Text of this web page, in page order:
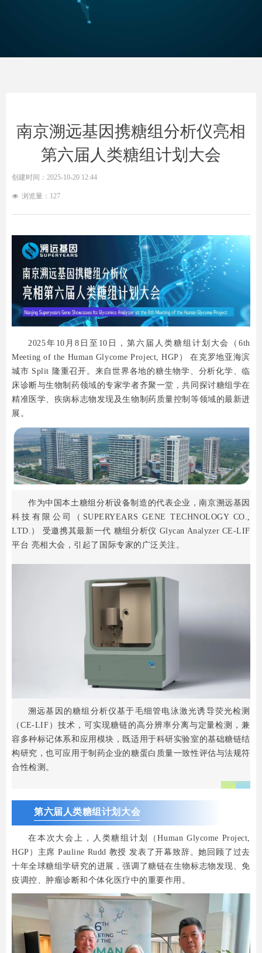
南京溯远基因携糖组分析仪亮相
第六届人类糖组计划大会
2025年10月8日至10日，第六届人类糖组计划大会（6th
Meeting of the Human Glycome Project, HGP） 在克罗地亚海滨
城市 Split 隆重召开。来自世界各地的糖生物学、分析化学、临
床诊断与生物制药领域的专家学者齐聚一堂，共同探讨糖组学在
精准医学、疾病标志物发现及生物制药质量控制等领域的最新进
展。
作为中国本土糖组分析设备制造的代表企业，南京溯远基因
科技有限公司（SUPERYEARS GENE TECHNOLOGY CO.,
LTD.） 受邀携其最新一代 糖组分析仪 Glycan Analyzer CE-LIF
平台 亮相大会，引起了国际专家的广泛关注。
溯远基因的糖组分析仪基于毛细管电泳激光诱导荧光检测
（CE-LIF）技术，可实现糖链的高分辨率分离与定量检测，兼
容多种标记体系和应用模块，既适用于科研实验室的基础糖链结
构研究，也可应用于制药企业的糖蛋白质量一致性评估与法规符
合性检测。
第六届人类糖组计划大会
在本次大会上，人类糖组计划（Human Glycome Project,
HGP）主席 Pauline Rudd 教授 发表了开幕致辞。她回顾了过去
十年全球糖组学研究的进展，强调了糖链在生物标志物发现、免
疫调控、肿瘤诊断和个体化医疗中的重要作用。
创建时间： 2025-10-20 12:44
넶 浏览量： 127